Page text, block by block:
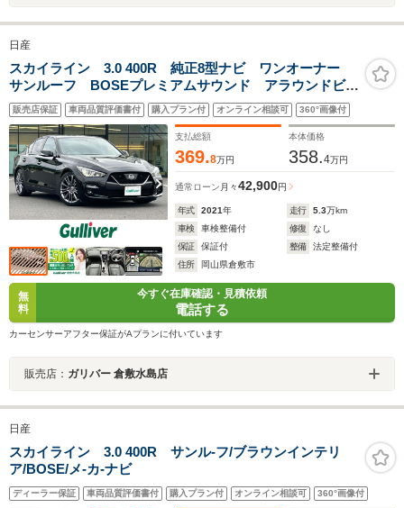
日産
スカイライン 3.0 400R 純正8型ナビ ワンオーナー
サンルーフ BOSEプレミアムサウンド アラウンドビュ
ーモニター インテリジェントクルーズコントロール
レザーシート シートヒーター ドラレコ ETC2.0 ス
ペアキー
販売店保証 車両品質評価書付 購入プラン付 オンライン相談可 360°画像付
支払総額
369.8万円
本体価格
358.4万円
通常ローン 月々42,900円
年式 2021年 走行 5.3万km
車検
車検整備付 修復
なし
保証
保証付 整備
法定整備付
住所
岡山県倉敷市
無
料
今すぐ在庫確認・見積依頼
電話する
カーセンサーアフター保証がAプランに付いています
販売店： ガリバー 倉敷水島店
日産
スカイライン 3.0 400R サンル-フ/ブラウンインテリ
ア/BOSE/メ-カ-ナビ
ディーラー保証 車両品質評価書付 購入プラン付 オンライン相談可 360°画像付